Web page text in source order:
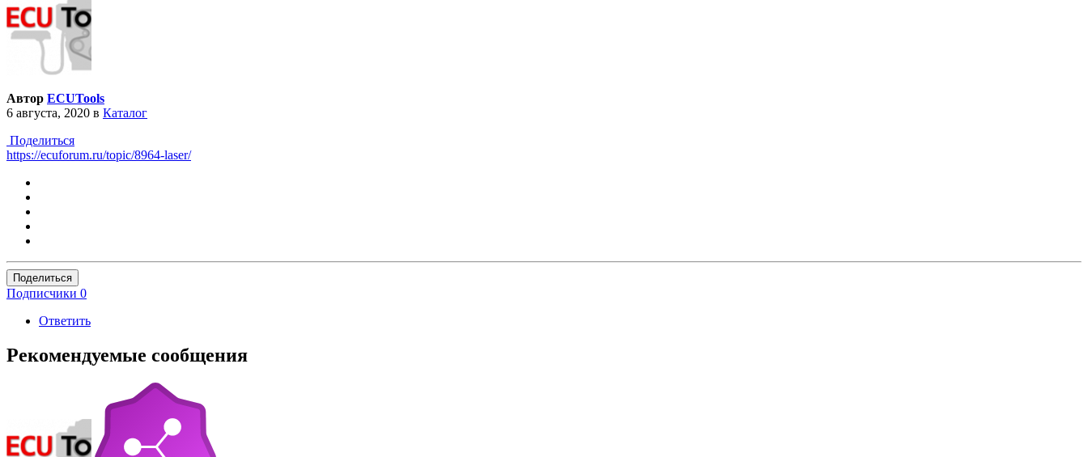
Автор ECUTools
6 августа, 2020 в Каталог
Поделиться
https://ecuforum.ru/topic/8964-laser/
Поделиться
Подписчики 0
Ответить
Рекомендуемые сообщения